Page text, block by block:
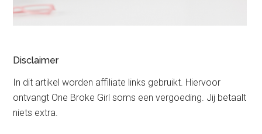
Disclaimer
In dit artikel worden affiliate links gebruikt. Hiervoor
ontvangt One Broke Girl soms een vergoeding. Jij betaalt
niets extra.